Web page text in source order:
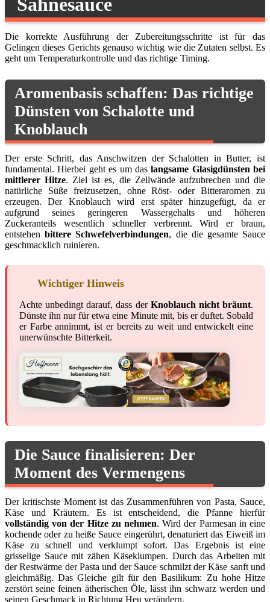
Die korrekte Ausführung der Zubereitungsschritte ist für das
Gelingen dieses Gerichts genauso wichtig wie die Zutaten selbst. Es
geht um Temperaturkontrolle und das richtige Timing.
Aromenbasis schaffen: Das richtige
Dünsten von Schalotte und
Knoblauch
Der erste Schritt, das Anschwitzen der Schalotten in Butter, ist
fundamental. Hierbei geht es um daslangsame Glasigdünsten bei
mittlerer Hitze. Ziel ist es, die Zellwände aufzubrechen und die
natürliche Süße freizusetzen, ohne Röst- oder Bitteraromen zu
erzeugen. Der Knoblauch wird erst später hinzugefügt, da er
aufgrund seines geringeren Wassergehalts und höheren
Zuckeranteils wesentlich schneller verbrennt. Wird er braun,
entstehenbittere Schwefelverbindungen, die die gesamte Sauce
geschmacklich ruinieren.
Wichtiger Hinweis
Achte unbedingt darauf, dass der Knoblauch nicht bräunt.
Dünste ihn nur für etwa eine Minute mit, bis er duftet. Sobald
er Farbe annimmt, ist er bereits zu weit und entwickelt eine
unerwünschte Bitterkeit.
Die Sauce finalisieren: Der
Moment des Vermengens
Der kritischste Moment ist das Zusammenführen von Pasta, Sauce,
Käse und Kräutern. Es ist entscheidend, die Pfanne hierfür
vollständig von der Hitze zu nehmen. Wird der Parmesan in eine
kochende oder zu heiße Sauce eingerührt, denaturiert das Eiweiß im
Käse zu schnell und verklumpt sofort. Das Ergebnis ist eine
grisselige Sauce mit zähen Käseklumpen. Durch das Arbeiten mit
der Restwärme der Pasta und der Sauce schmilzt der Käse sanft und
gleichmäßig. Das Gleiche gilt für den Basilikum: Zu hohe Hitze
zerstört seine feinen ätherischen Öle, lässt ihn schwarz werden und
seinen Geschmack in Richtung Heu verändern.